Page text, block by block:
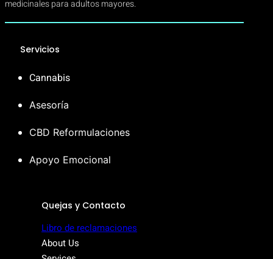
medicinales para adultos mayores.
Servicios
Cannabis
Asesoría
CBD Reformulaciones
Apoyo Emocional
Quejas y Contacto
Libro de reclamaciones
About Us